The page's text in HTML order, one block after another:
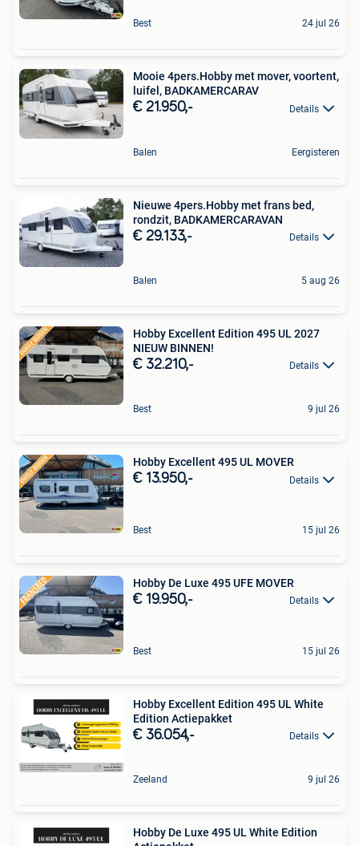
Best 24 jul 26
Mooie 4pers.Hobby met mover, voortent,
luifel, BADKAMERCARAV
€ 21.950,- Details
Balen Eergisteren
Nieuwe 4pers.Hobby met frans bed,
rondzit, BADKAMERCARAVAN
€ 29.133,- Details
Balen 5 aug 26
Hobby Excellent Edition 495 UL 2027
NIEUW BINNEN!
€ 32.210,- Details
Best 9 jul 26
Hobby Excellent 495 UL MOVER
€ 13.950,- Details
Best 15 jul 26
Hobby De Luxe 495 UFE MOVER
€ 19.950,- Details
Best 15 jul 26
Hobby Excellent Edition 495 UL White
Edition Actiepakket
€ 36.054,- Details
Zeeland 9 jul 26
Hobby De Luxe 495 UL White Edition